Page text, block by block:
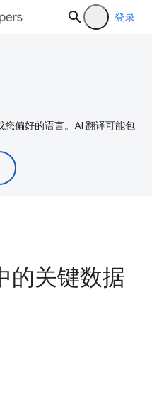
登录
偏好的语言。AI 翻译可能包
的关键数据